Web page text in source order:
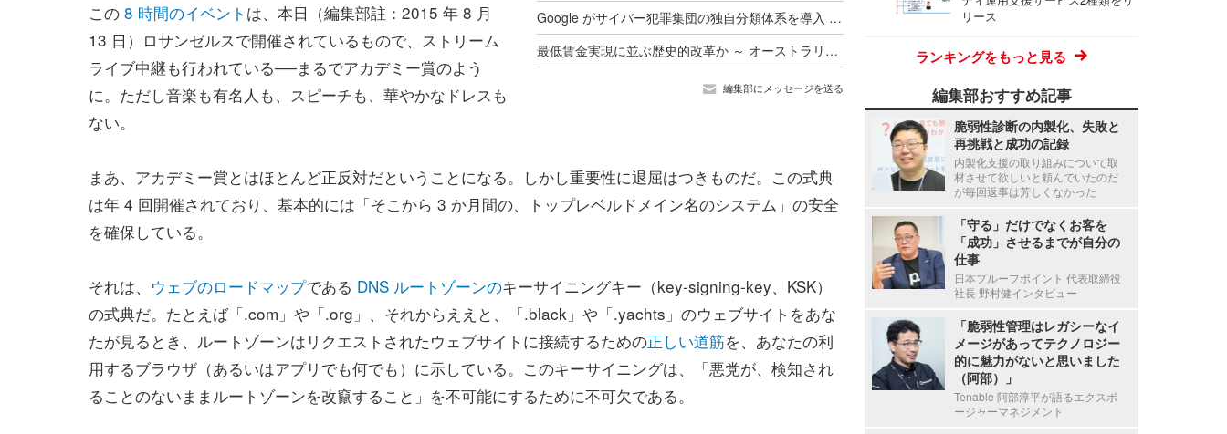
Google がサイバー犯罪集団の独自分類体系を導入 ～ Microsoft と CrowdStrike が推進した業界統一規則はいずこへ
最低賃金実現に並ぶ歴史的改革か ～ オーストラリア首相が AI 企業に消費する以上の発電とコンテンツ盗用停止を突きつける
編集部にメッセージを送る
この 8 時間のイベント は、本日（編集部註：2015 年 8 月
13 日）ロサンゼルスで開催されているもので、ストリーム
ライブ中継も行われている──まるでアカデミー賞のよう
に。ただし音楽も有名人も、スピーチも、華やかなドレスも
ない。
まあ、アカデミー賞とはほとんど正反対だということになる。しかし重要性に退屈はつきものだ。この式典
は年 4 回開催されており、基本的には「そこから 3 か月間の、トップレベルドメイン名のシステム」の安全
を確保している。
それは、 ウェブのロードマップである DNS ルートゾーンのキーサイニングキー（key-signing-key、KSK）
の式典だ。たとえば「.com」や「.org」、それからええと、「.black」や「.yachts」のウェブサイトをあな
たが見るとき、ルートゾーンはリクエストされたウェブサイトに接続するための正しい道筋を、あなたの利
用するブラウザ（あるいはアプリでも何でも）に示している。このキーサイニングは、「悪党が、検知され
ることのないままルートゾーンを改竄すること」を不可能にするために不可欠である。
リース
ランキングをもっと見る
編集部おすすめ記事
脆弱性診断の内製化、失敗と
再挑戦と成功の記録
内製化支援の取り組みについて取
材させて欲しいと頼んでいたのだ
が毎回返事は芳しくなかった
「守る」だけでなくお客を
「成功」させるまでが自分の
仕事
日本プルーフポイント 代表取締役
社長 野村健インタビュー
「脆弱性管理はレガシーなイ
メージがあってテクノロジー
的に魅力がないと思いました
（阿部）」
Tenable 阿部淳平が語るエクスポ
ージャーマネジメント